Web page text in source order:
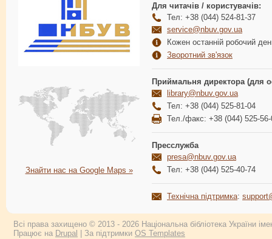
Знайти нас на Google Maps »
Для читачів / користувачів:
Тел: +38 (044) 524-81-37
service@nbuv.gov.ua
Кожен останній робочий
Зворотний зв'язок
Приймальня директора (для
library@nbuv.gov.ua
Тел: +38 (044) 525-81-04
Тел./факс: +38 (044) 525-56-
Пресслужба
presa@nbuv.gov.ua
Тел: +38 (044) 525-40-74
Технічна підтримка:
Всі права захищено © 2013 - 2026 Національна бібліотека України
Працює на Drupal | За підтримки OS Templates